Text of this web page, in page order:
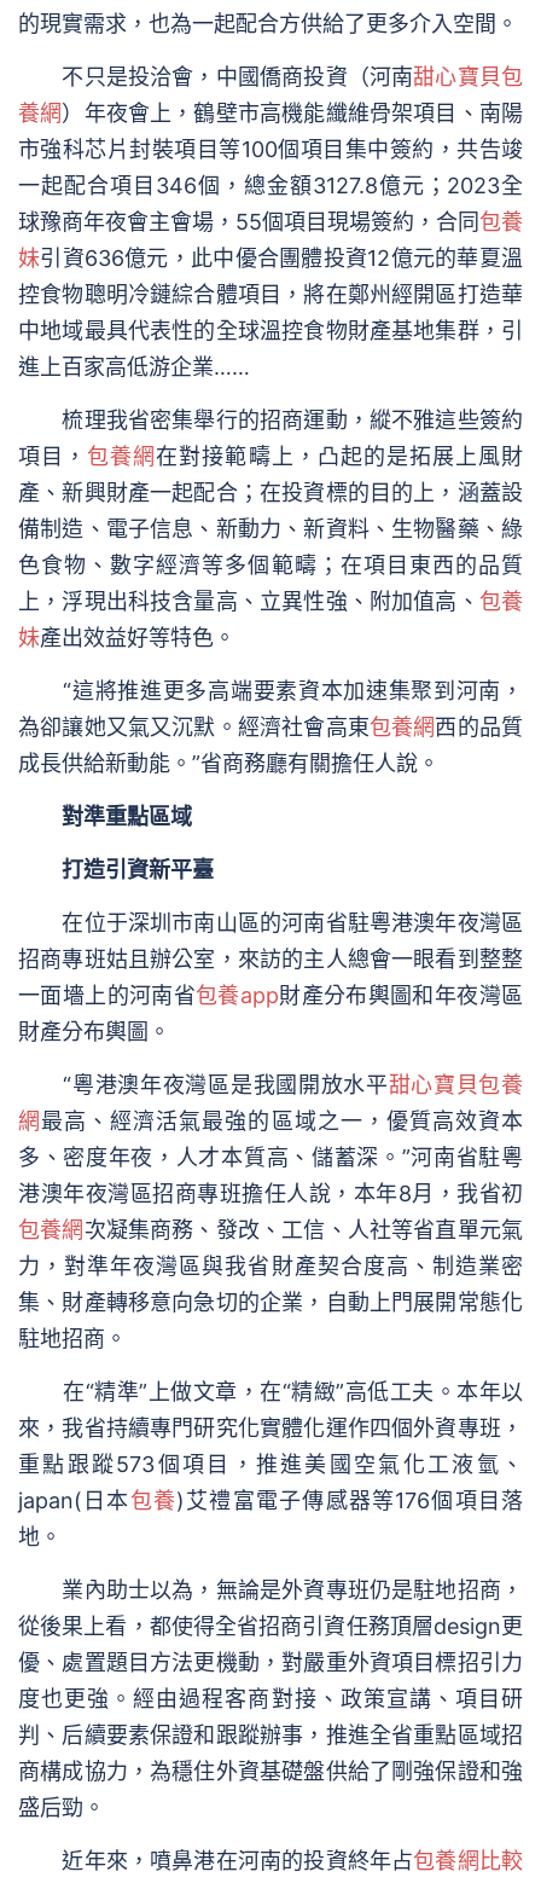
的現實需求，也為一起配合方供給了更多介入空間。
不只是投洽會，中國僑商投資（河南甜心寶貝包
養網）年夜會上，鶴壁市高機能纖維骨架項目、南陽
市強科芯片封裝項目等100個項目集中簽約，共告竣
一起配合項目346個，總金額3127.8億元；2023全
球豫商年夜會主會場，55個項目現場簽約，合同包養
妹引資636億元，此中優合團體投資12億元的華夏溫
控食物聰明冷鏈綜合體項目，將在鄭州經開區打造華
中地域最具代表性的全球溫控食物財產基地集群，引
進上百家高低游企業……
梳理我省密集舉行的招商運動，縱不雅這些簽約
項目， 包養網在對接範疇上，凸起的是拓展上風財
產、新興財產一起配合；在投資標的目的上，涵蓋設
備制造、電子信息、新動力、新資料、生物醫藥、綠
色食物、數字經濟等多個範疇；在項目東西的品質
上，浮現出科技含量高、立異性強、附加值高、 包養
妹產出效益好等特色。
“這將推進更多高端要素資本加速集聚到河南，
為卻讓她又氣又沉默。經濟社會高東包養網西的品質
成長供給新動能。”省商務廳有關擔任人說。
對準重點區域
打造引資新平臺
在位于深圳市南山區的河南省駐粵港澳年夜灣區
招商專班姑且辦公室，來訪的主人總會一眼看到整整
一面墻上的河南省包養app財產分布輿圖和年夜灣區
財產分布輿圖。
“粵港澳年夜灣區是我國開放水平甜心寶貝包養
網最高、經濟活氣最強的區域之一，優質高效資本
多、密度年夜，人才本質高、儲蓄深。”河南省駐粵
港澳年夜灣區招商專班擔任人說，本年8月，我省初
包養網次凝集商務、發改、工信、人社等省直單元氣
力，對準年夜灣區與我省財產契合度高、制造業密
集、財產轉移意向急切的企業，自動上門展開常態化
駐地招商。
在“精準”上做文章，在“精緻”高低工夫。本年以
來，我省持續專門研究化實體化運作四個外資專班，
重點跟蹤573個項目，推進美國空氣化工液氫、
japan(日本包養)艾禮富電子傳感器等176個項目落
地。
業內助士以為，無論是外資專班仍是駐地招商，
從後果上看，都使得全省招商引資任務頂層design更
優、處置題目方法更機動，對嚴重外資項目標招引力
度也更強。經由過程客商對接、政策宣講、項目研
判、后續要素保證和跟蹤辦事，推進全省重點區域招
商構成協力，為穩住外資基礎盤供給了剛強保證和強
盛后勁。
近年來，噴鼻港在河南的投資終年占包養網比較